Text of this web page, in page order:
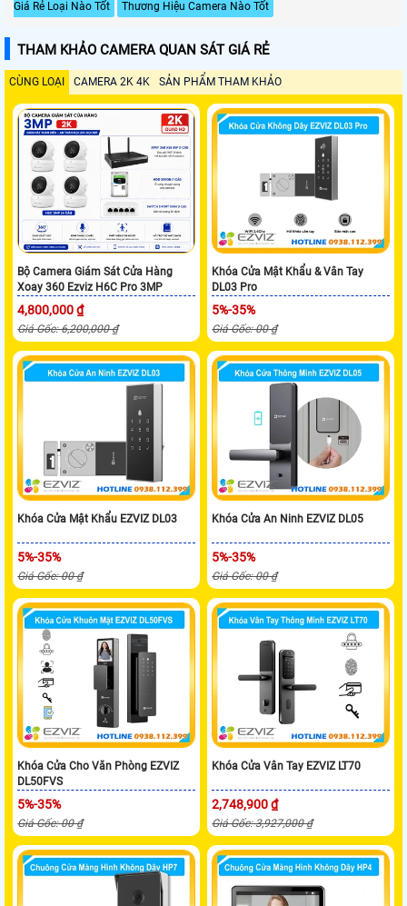
Giá Rẻ Loại Nào Tốt Thương Hiệu Camera Nào Tốt
THAM KHẢO CAMERA QUAN SÁT GIÁ RẺ
CÙNG LOẠI CAMERA 2K 4K SẢN PHẨM THAM KHẢO
Bộ Camera Giám Sát Cửa Hàng
Xoay 360 Ezviz H6C Pro 3MP
4,800,000 ₫
Giá Gốc: 6,200,000 ₫
Khóa Cửa Mật Khẩu & Vân Tay
DL03 Pro
5%-35%
Giá Gốc: 00 ₫
Khóa Cửa Mật Khẩu EZVIZ DL03
5%-35%
Giá Gốc: 00 ₫
Khóa Cửa An Ninh EZVIZ DL05
5%-35%
Giá Gốc: 00 ₫
Khóa Cửa Cho Văn Phòng EZVIZ
DL50FVS
5%-35%
Giá Gốc: 00 ₫
Khóa Cửa Vân Tay EZVIZ LT70
2,748,900 ₫
Giá Gốc: 3,927,000 ₫